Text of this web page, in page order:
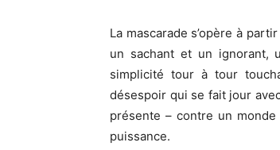
La mascarade s’opère à
un sachant et un ignorant,
simplicité tour à tour
désespoir qui se fait jour
présente – contre un
puissance.